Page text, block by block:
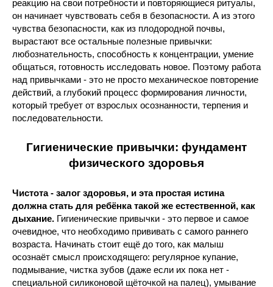
реакцию на свои потребности и повторяющиеся ритуалы,
он начинает чувствовать себя в безопасности. А из этого
чувства безопасности, как из плодородной почвы,
вырастают все остальные полезные привычки:
любознательность, способность к концентрации, умение
общаться, готовность исследовать новое. Поэтому работа
над привычками - это не просто механическое повторение
действий, а глубокий процесс формирования личности,
который требует от взрослых осознанности, терпения и
последовательности.
Гигиенические привычки: фундамент
физического здоровья
Чистота - залог здоровья, и эта простая истина
должна стать для ребёнка такой же естественной, как
дыхание. Гигиенические привычки - это первое и самое
очевидное, что необходимо прививать с самого раннего
возраста. Начинать стоит ещё до того, как малыш
осознаёт смысл происходящего: регулярное купание,
подмывание, чистка зубов (даже если их пока нет -
специальной силиконовой щёточкой на палец), умывание